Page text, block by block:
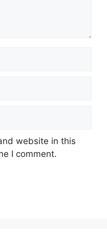
website in this
I comment.